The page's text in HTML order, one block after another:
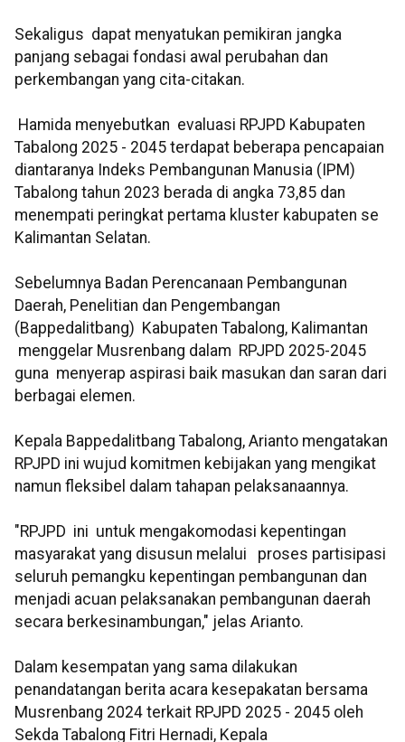
Sekaligus dapat menyatukan pemikiran jangka
panjang sebagai fondasi awal perubahan dan
perkembangan yang cita-citakan.
Hamida menyebutkan evaluasi RPJPD Kabupaten
Tabalong 2025 - 2045 terdapat beberapa pencapaian
diantaranya Indeks Pembangunan Manusia (IPM)
Tabalong tahun 2023 berada di angka 73,85 dan
menempati peringkat pertama kluster kabupaten se
Kalimantan Selatan.
Sebelumnya Badan Perencanaan Pembangunan
Daerah, Penelitian dan Pengembangan
(Bappedalitbang) Kabupaten Tabalong, Kalimantan
menggelar Musrenbang dalam RPJPD 2025-2045
guna menyerap aspirasi baik masukan dan saran dari
berbagai elemen.
Kepala Bappedalitbang Tabalong, Arianto mengatakan
RPJPD ini wujud komitmen kebijakan yang mengikat
namun fleksibel dalam tahapan pelaksanaannya.
"RPJPD ini untuk mengakomodasi kepentingan
masyarakat yang disusun melalui proses partisipasi
seluruh pemangku kepentingan pembangunan dan
menjadi acuan pelaksanakan pembangunan daerah
secara berkesinambungan," jelas Arianto.
Dalam kesempatan yang sama dilakukan
penandatangan berita acara kesepakatan bersama
Musrenbang 2024 terkait RPJPD 2025 - 2045 oleh
Sekda Tabalong Fitri Hernadi, Kepala